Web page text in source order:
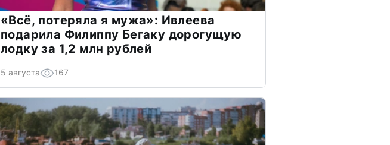
«Всё, потеряла я мужа»: Ивлеева
подарила Филиппу Бегаку дорогущую
лодку за 1,2 млн рублей
5 августа 167